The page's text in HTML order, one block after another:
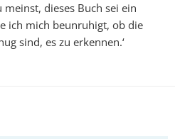
dieses Buch sei ein
ich mich beunruhigt, ob die
sind, es zu erkennen.‘